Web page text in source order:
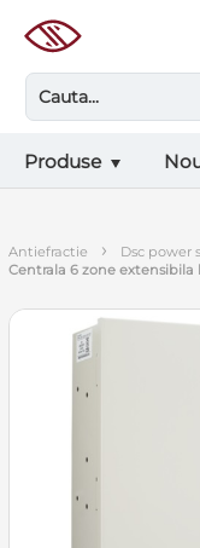
Produse
antiefractie › dsc power
centrala 6 zone extensibila